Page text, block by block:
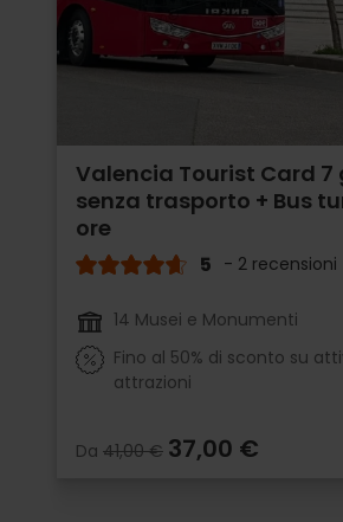
Valencia Tourist Card 7
senza trasporto + Bus
ore
5 - 2 recensioni
14 Musei e Monumenti
Fino al 50% di sconto su
attrazioni
Da 41,00 € 37,00 €